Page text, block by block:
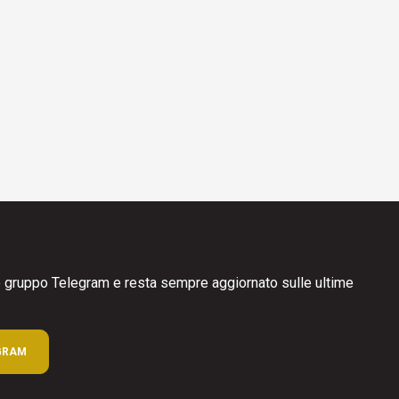
Telegram e resta sempre aggiornato sulle ultime